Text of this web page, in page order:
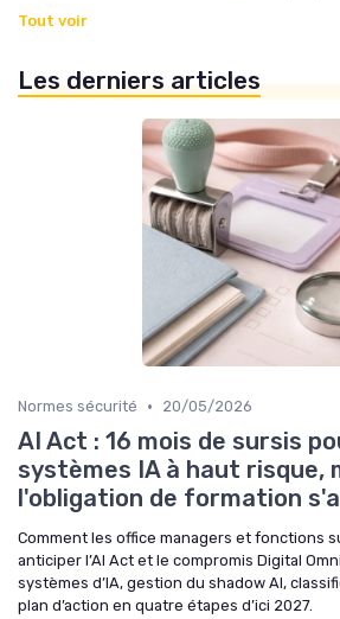
Tout voir
Les derniers articles
Normes sécurité • 20/05/2026
AI Act : 16 mois de sursis
systèmes IA à haut risque,
l'obligation de formation
Comment les office managers et fonctions
anticiper l’AI Act et le compromis Digital
systèmes d’IA, gestion du shadow AI,
plan d’action en quatre étapes d’ici 2027.